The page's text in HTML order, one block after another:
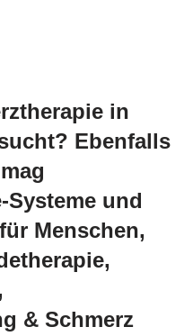
in
Ebenfalls
Systeme und
Menschen,
& Schmerz